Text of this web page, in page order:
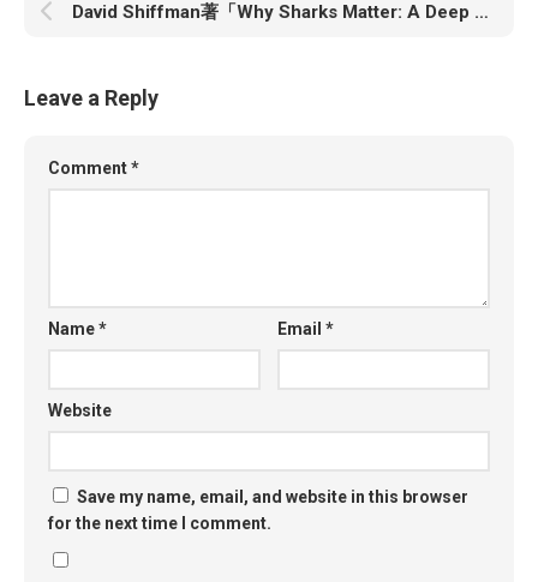
David Shiffman著「Why Sharks Matter: A Deep Dive with the World’s Most Misunderstood Predator」
Leave a Reply
Comment*
Name* Email*
Website
Save my name, email, and website in this browser
for the next time I comment.